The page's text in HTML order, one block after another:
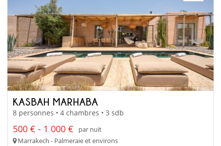
KASBAH MARHABA
8 personnes • 4 chambres • 3 sdb
500 € - 1 000 €
par nuit
Marrakech - Palmeraie et environs